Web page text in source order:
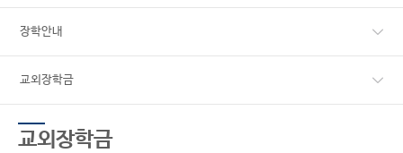
장학안내
교외장학금
교외장학금